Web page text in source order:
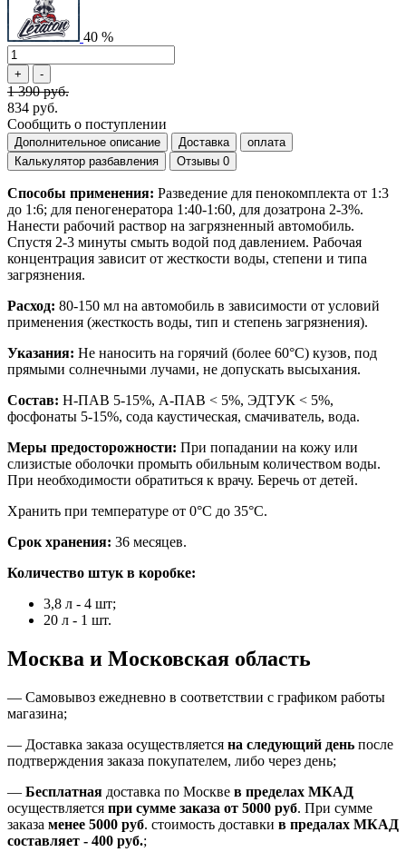
40 %
1 390 руб.
834 руб.
Сообщить о поступлении
Дополнительное описание Доставка
оплата
Калькулятор разбавления
Отзывы 0
Способы применения: Разведение для пенокомплекта от 1:3
до 1:6; для пеногенератора 1:40-1:60, для дозатрона 2-3%.
Нанести рабочий раствор на загрязненный автомобиль.
Спустя 2-3 минуты смыть водой под давлением. Рабочая
концентрация зависит от жесткости воды, степени и типа
загрязнения.
Расход: 80-150 мл на автомобиль в зависимости от условий
применения (жесткость воды, тип и степень загрязнения).
Указания: Не наносить на горячий (более 60°С) кузов, под
прямыми солнечными лучами, не допускать высыхания.
Состав: Н-ПАВ 5-15%, А-ПАВ < 5%, ЭДТУК < 5%,
фосфонаты 5-15%, сода каустическая, смачиватель, вода.
Меры предосторожности: При попадании на кожу или
слизистые оболочки промыть обильным количеством воды.
При необходимости обратиться к врачу. Беречь от детей.
Хранить при температуре от 0°С до 35°С.
Срок хранения: 36 месяцев.
Количество штук в коробке:
3,8 л - 4 шт;
20 л - 1 шт.
Москва и Московская область
— Самовывоз ежедневно в соответствии с графиком работы
магазина;
— Доставка заказа осуществляется на следующий день после
подтверждения заказа покупателем, либо через день;
— Бесплатная доставка по Москве в пределах МКАД
осуществляется при сумме заказа от 5000 руб. При сумме
заказа менее 5000 руб. стоимость доставки в предалах МКАД
составляет - 400 руб.;